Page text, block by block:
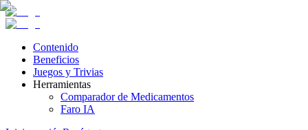
Contenido
Beneficios
Juegos y Trivias
Herramientas
Comparador de Medicamentos
Faro IA